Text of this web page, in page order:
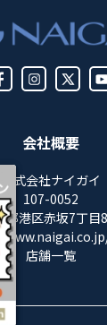
会社概要
株式会社ナイガイ
107-0052
都港区赤坂7丁目
店舗一覧